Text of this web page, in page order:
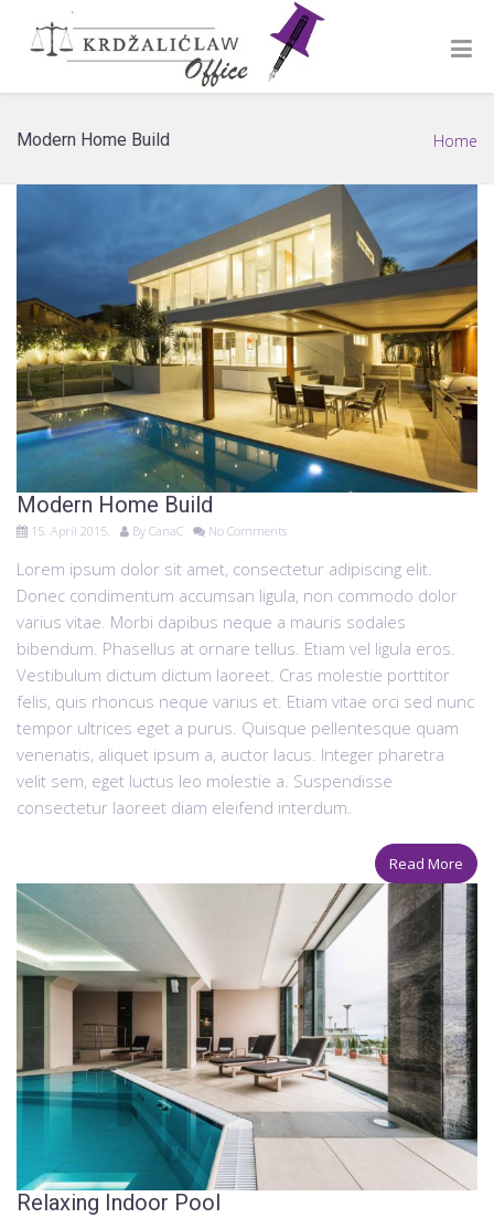
Modern Home Build Home
Modern Home Build
15. April 2015. By CanaC No Comments
Lorem ipsum dolor sit amet, consectetur adipiscing elit.
Donec condimentum accumsan ligula, non commodo dolor
varius vitae. Morbi dapibus neque a mauris sodales
bibendum. Phasellus at ornare tellus. Etiam vel ligula eros.
Vestibulum dictum dictum laoreet. Cras molestie porttitor
felis, quis rhoncus neque varius et. Etiam vitae orci sed nunc
tempor ultrices eget a purus. Quisque pellentesque quam
venenatis, aliquet ipsum a, auctor lacus. Integer pharetra
velit sem, eget luctus leo molestie a. Suspendisse
consectetur laoreet diam eleifend interdum.
Read More
Relaxing Indoor Pool